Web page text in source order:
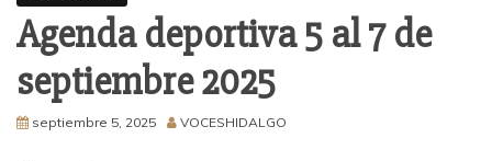
Agenda deportiva 5 al 7 de
septiembre 2025
septiembre 5, 2025 VOCESHIDALGO